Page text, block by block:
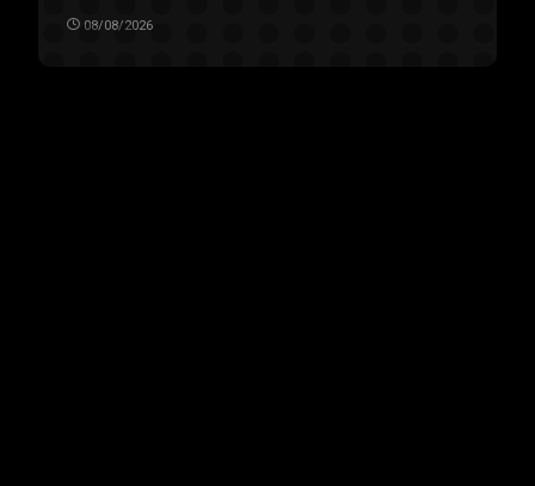
08/08/2026